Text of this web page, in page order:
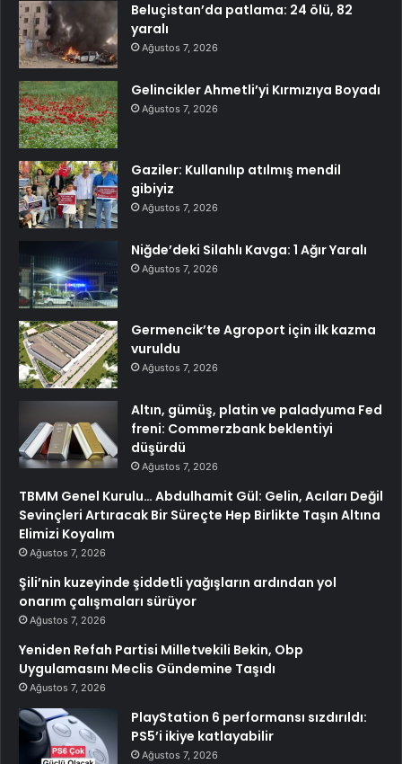
Beluçistan’da patlama: 24 ölü, 82
yaralı
Ağustos 7, 2026
Gelincikler Ahmetli’yi Kırmızıya Boyadı
Ağustos 7, 2026
Gaziler: Kullanılıp atılmış mendil
gibiyiz
Ağustos 7, 2026
Niğde’deki Silahlı Kavga: 1 Ağır Yaralı
Ağustos 7, 2026
Germencik’te Agroport için ilk kazma
vuruldu
Ağustos 7, 2026
Altın, gümüş, platin ve paladyuma Fed
freni: Commerzbank beklentiyi
düşürdü
Ağustos 7, 2026
TBMM Genel Kurulu… Abdulhamit Gül: Gelin, Acıları Değil
Sevinçleri Artıracak Bir Süreçte Hep Birlikte Taşın Altına
Elimizi Koyalım
Ağustos 7, 2026
Şili’nin kuzeyinde şiddetli yağışların ardından yol
onarım çalışmaları sürüyor
Ağustos 7, 2026
Yeniden Refah Partisi Milletvekili Bekin, Obp
Uygulamasını Meclis Gündemine Taşıdı
Ağustos 7, 2026
PlayStation 6 performansı sızdırıldı:
PS5’i ikiye katlayabilir
Ağustos 7, 2026